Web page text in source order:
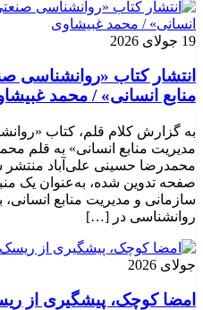
19 جولای 2026
انتشار کتاب «روانشناسی
منابع انسانی» / محمد
به گزارش کلام قلم، کتاب
مدیریت منابع انسانی» به قلم
صفحه تدوین شده، به‌عنوان یک
سازمانی و مدیریت منابع انسانی،
روانشناسی در […]
جولای 2026
امضا کوچک، پیشگیری از